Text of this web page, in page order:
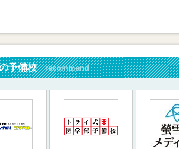
予備校 recommend